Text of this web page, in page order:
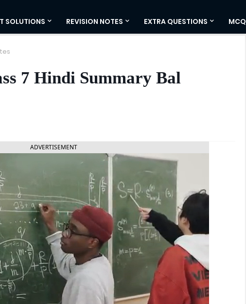
SOLUTIONS REVISION NOTES EXTRA QUESTIONS MCQ
7 Hindi Summary Bal
ADVERTISEMENT